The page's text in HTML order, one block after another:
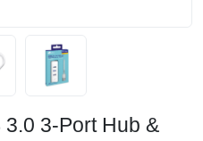
3-Port Hub &